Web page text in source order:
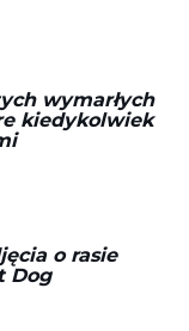
wymarłych
kiedykolwiek
o rasie
Dog